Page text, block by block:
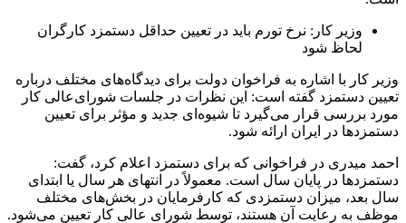
وزیر کار: نرخ تورم باید در تعیین حداقل دستمزد کارگران
لحاظ شود
وزیر کار با اشاره به فراخوان دولت برای دیدگاه‌های مختلف درباره
تعیین دستمزد گفته است: این نظرات در جلسات شورای‌عالی کار
مورد بررسی قرار می‌گیرد تا شیوه‌ای جدید و مؤثر برای تعیین
دستمزدها در ایران ارائه شود.
احمد میدری در فراخوانی که برای دستمزد اعلام کرد، گفت:
دستمزدها در پایان سال است. معمولاً در انتهای هر سال یا ابتدای
سال بعد، میزان دستمزدی که کارفرمایان در بخش‌های مختلف
موظف به رعایت آن هستند، توسط شورای عالی کار تعیین می‌شود.